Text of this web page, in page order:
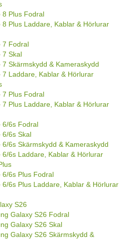
8 Plus Fodral
8 Plus Laddare, Kablar & Hörlurar
7 Fodral
7 Skal
7 Skärmskydd & Kameraskydd
7 Laddare, Kablar & Hörlurar
7 Plus Fodral
7 Plus Laddare, Kablar & Hörlurar
6/6s Fodral
6/6s Skal
6/6s Skärmskydd & Kameraskydd
6/6s Laddare, Kablar & Hörlurar
6/6s Plus Fodral
6/6s Plus Laddare, Kablar & Hörlurar
S26
Galaxy S26 Fodral
Galaxy S26 Skal
Galaxy S26 Skärmskydd &